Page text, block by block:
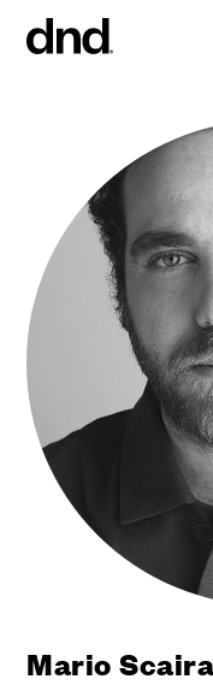
EN
PRODUCTOS
Todos los productos
Manijas para puertas
Manijas para
Tiradores para
Manija
Pomos para puertas
Pomos y accesorios
Manijas para puertas
Manillas para
ACABADOS
SISTEMAS
Mario